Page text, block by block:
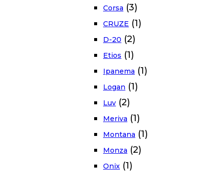
Corsa (3)
CRUZE (1)
D-20 (2)
Etios (1)
Ipanema (1)
Logan (1)
Luv (2)
Meriva (1)
Montana (1)
Monza (2)
Onix (1)